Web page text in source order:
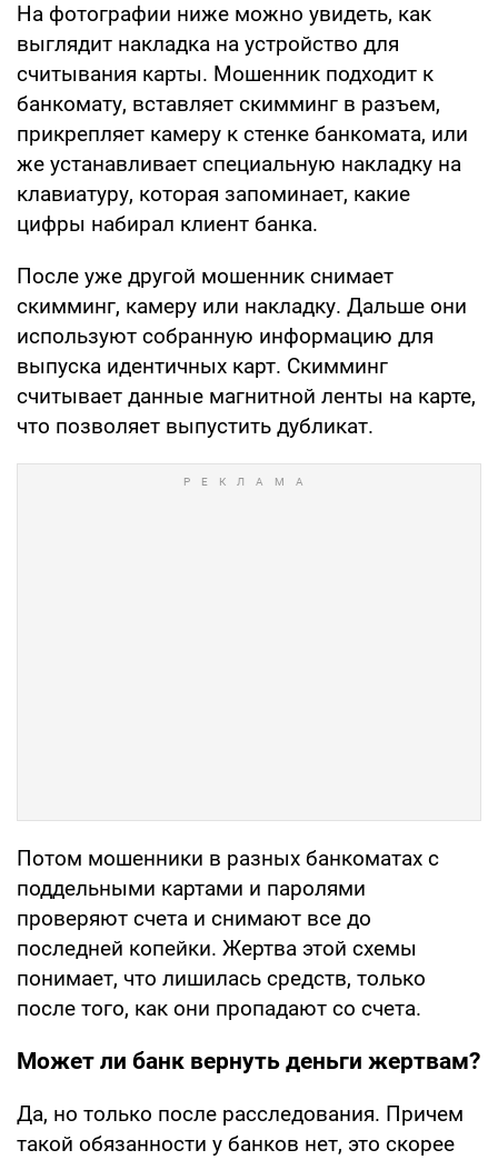
На фотографии ниже можно увидеть, как
выглядит накладка на устройство для
считывания карты. Мошенник подходит к
банкомату, вставляет скимминг в разъем,
прикрепляет камеру к стенке банкомата, или
же устанавливает специальную накладку на
клавиатуру, которая запоминает, какие
цифры набирал клиент банка.
После уже другой мошенник снимает
скимминг, камеру или накладку. Дальше они
используют собранную информацию для
выпуска идентичных карт. Скимминг
считывает данные магнитной ленты на карте,
что позволяет выпустить дубликат.
Потом мошенники в разных банкоматах с
поддельными картами и паролями
проверяют счета и снимают все до
последней копейки. Жертва этой схемы
понимает, что лишилась средств, только
после того, как они пропадают со счета.
Может ли банк вернуть деньги жертвам?
Да, но только после расследования. Причем
такой обязанности у банков нет, это скорее